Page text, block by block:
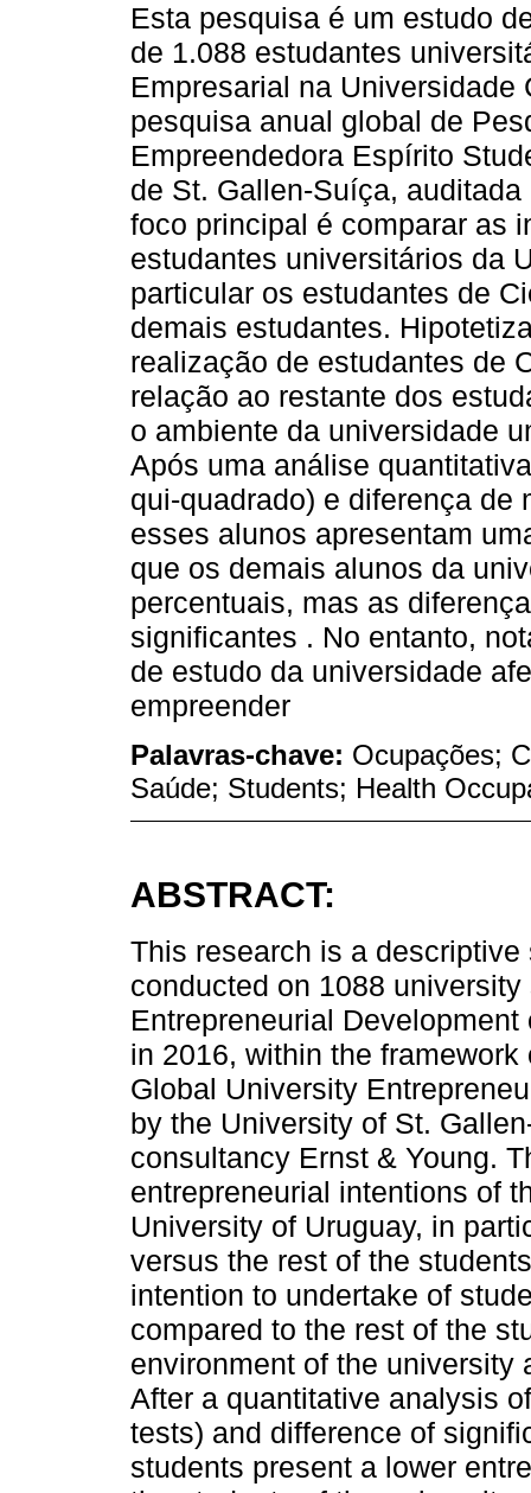
Esta pesquisa é um estudo
de 1.088 estudantes
Empresarial na
pesquisa anual global de
Empreendedora Espírito
de St. Gallen-Suíça,
foco principal é comparar as
estudantes universitários da
particular os estudantes de
demais estudantes.
realização de estudantes de
relação ao restante dos
o ambiente da universidade
Após uma análise
qui-quadrado) e diferença
esses alunos apresentam
que os demais alunos da
percentuais, mas as
significantes . No entanto,
de estudo da universidade
empreender
Palavras-chave: Ocupações;
Saúde; Students; Health
ABSTRACT:
This research is a
conducted on 1088
Entrepreneurial
in 2016, within the
Global University
by the University of St.
consultancy Ernst & Young.
entrepreneurial intentions of
University of Uruguay, in
versus the rest of the
intention to undertake of
compared to the rest of the
environment of the university
After a quantitative analysis
tests) and difference of
students present a lower